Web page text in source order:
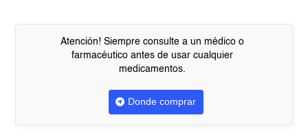
Atención! Siempre consulte a un médico o
farmacéutico antes de usar cualquier
medicamentos.
Donde comprar